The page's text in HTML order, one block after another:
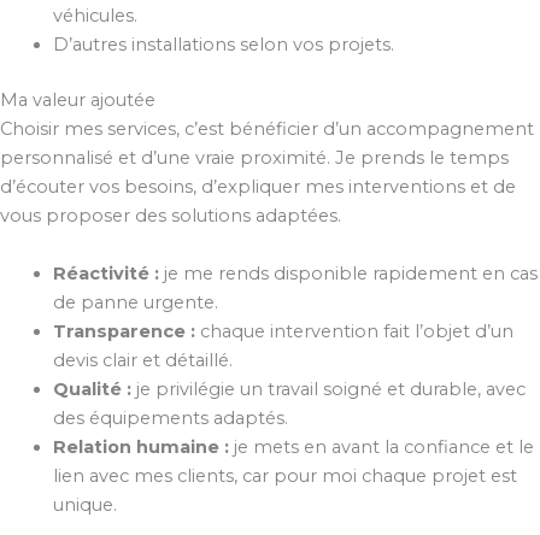
véhicules.
D’autres installations selon vos projets.
Ma valeur ajoutée
Choisir mes services, c’est bénéficier d’un accompagnement
personnalisé et d’une vraie proximité. Je prends le temps
d’écouter vos besoins, d’expliquer mes interventions et de
vous proposer des solutions adaptées.
Réactivité :je me rends disponible rapidement en cas
de panne urgente.
Transparence :chaque intervention fait l’objet d’un
devis clair et détaillé.
Qualité :je privilégie un travail soigné et durable, avec
des équipements adaptés.
Relation humaine :je mets en avant la confiance et le
lien avec mes clients, car pour moi chaque projet est
unique.